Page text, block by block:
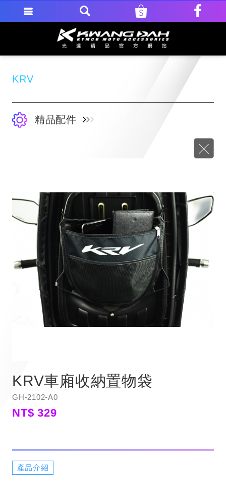
KRV
精品配件
KRV車廂收納置物袋
GH-2102-A0
NT$ 329
產品介紹